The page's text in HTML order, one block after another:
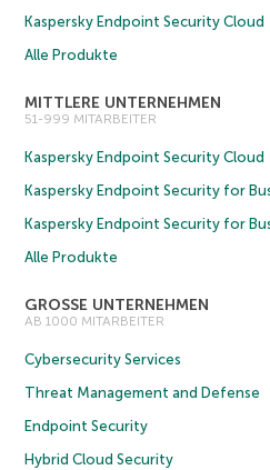
Kaspersky Endpoint Security Cloud
Alle Produkte
MITTLERE UNTERNEHMEN
51-999 MITARBEITER
Kaspersky Endpoint Security Cloud
Kaspersky Endpoint Security for
Kaspersky Endpoint Security for
Alle Produkte
GROSSE UNTERNEHMEN
AB 1000 MITARBEITER
Cybersecurity Services
Threat Management and Defense
Endpoint Security
Hybrid Cloud Security